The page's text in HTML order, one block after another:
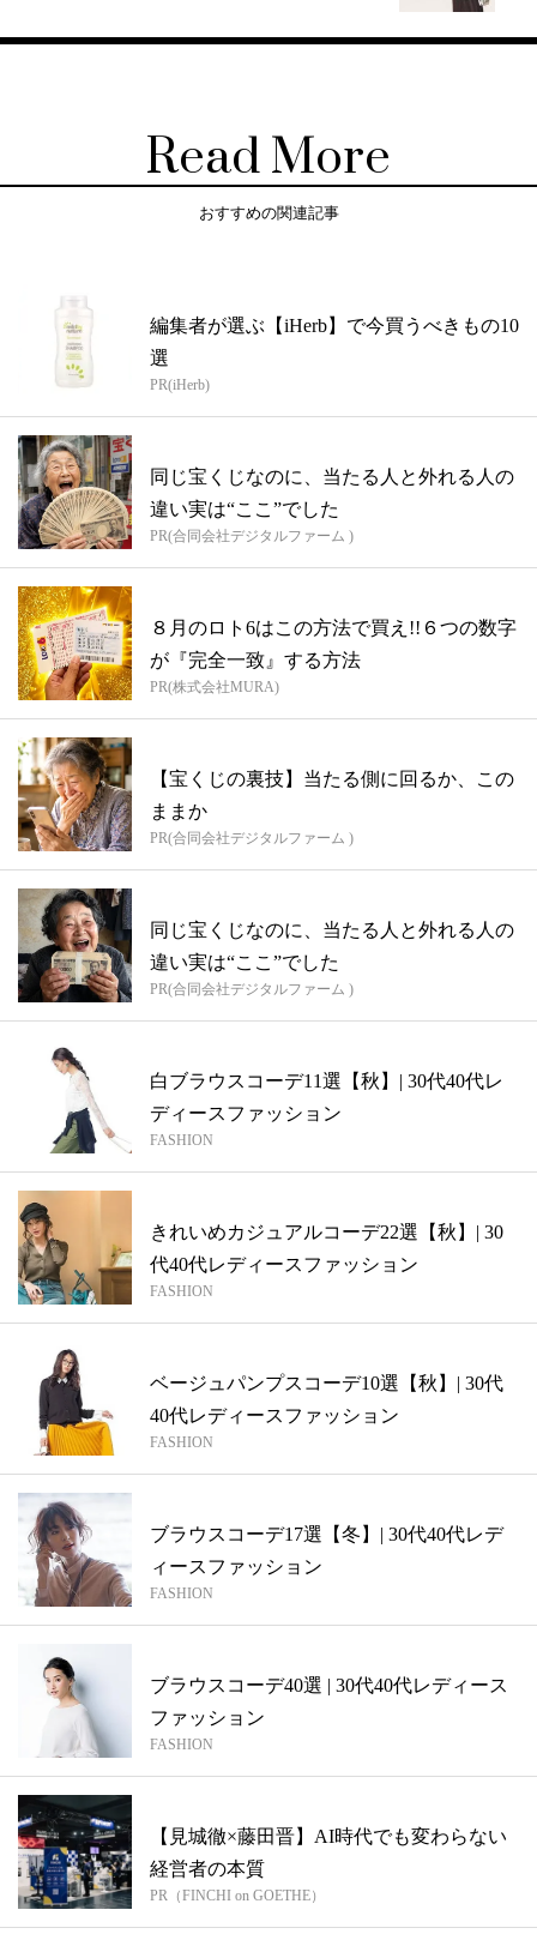
Read More
おすすめの関連記事
編集者が選ぶ【iHerb】で今買うべきもの10
選
PR(iHerb)
同じ宝くじなのに、当たる人と外れる人の
違い実は“ここ”でした
PR(合同会社デジタルファーム )
８月のロト6はこの方法で買え!!６つの数字
が『完全一致』する方法
PR(株式会社MURA)
【宝くじの裏技】当たる側に回るか、この
ままか
PR(合同会社デジタルファーム )
同じ宝くじなのに、当たる人と外れる人の
違い実は“ここ”でした
PR(合同会社デジタルファーム )
白ブラウスコーデ11選【秋】| 30代40代レ
ディースファッション
FASHION
きれいめカジュアルコーデ22選【秋】| 30
代40代レディースファッション
FASHION
ベージュパンプスコーデ10選【秋】| 30代
40代レディースファッション
FASHION
ブラウスコーデ17選【冬】| 30代40代レデ
ィースファッション
FASHION
ブラウスコーデ40選 | 30代40代レディース
ファッション
FASHION
【見城徹×藤田晋】AI時代でも変わらない
経営者の本質
PR（FINCHI on GOETHE）